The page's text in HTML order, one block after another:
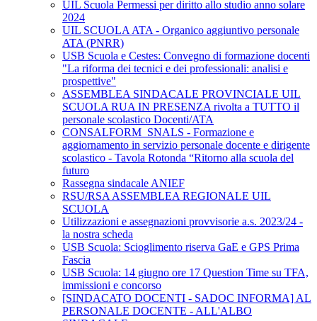
UIL Scuola Permessi per diritto allo studio anno solare
2024
UIL SCUOLA ATA - Organico aggiuntivo personale
ATA (PNRR)
USB Scuola e Cestes: Convegno di formazione docenti
"La riforma dei tecnici e dei professionali: analisi e
prospettive"
ASSEMBLEA SINDACALE PROVINCIALE UIL
SCUOLA RUA IN PRESENZA rivolta a TUTTO il
personale scolastico Docenti/ATA
CONSALFORM_SNALS - Formazione e
aggiornamento in servizio personale docente e dirigente
scolastico - Tavola Rotonda “Ritorno alla scuola del
futuro
Rassegna sindacale ANIEF
RSU/RSA ASSEMBLEA REGIONALE UIL
SCUOLA
Utilizzazioni e assegnazioni provvisorie a.s. 2023/24 -
la nostra scheda
USB Scuola: Scioglimento riserva GaE e GPS Prima
Fascia
USB Scuola: 14 giugno ore 17 Question Time su TFA,
immissioni e concorso
[SINDACATO DOCENTI - SADOC INFORMA] AL
PERSONALE DOCENTE - ALL'ALBO